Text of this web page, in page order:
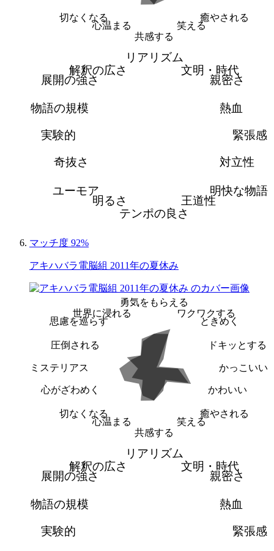
癒やされる
笑える
共感する
心温まる
切なくなる
リアリズム
文明・時代
親密さ
熱血
緊張感
対立性
明快な物語
王道性
テンポの良さ
明るさ
ユーモア
奇抜さ
実験的
物語の規模
展開の強さ
解釈の広さ
マッチ度 92%
アキハバラ電脳組 2011年の夏休み
勇気をもらえる
ワクワクする
ときめく
ドキッとする
かっこいい
かわいい
癒やされる
笑える
共感する
心温まる
切なくなる
心がざわめく
ミステリアス
圧倒される
思慮を巡らす
世界に浸れる
リアリズム
文明・時代
親密さ
熱血
緊張感
実験的
物語の規模
展開の強さ
解釈の広さ